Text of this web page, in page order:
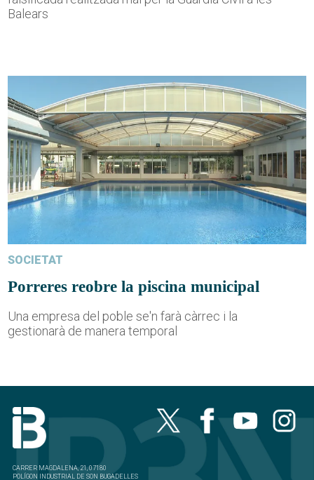
Balears
SOCIETAT
Porreres reobre la piscina municipal
Una empresa del poble se'n farà càrrec i la
gestionarà de manera temporal
CARRER MAGDALENA, 21, 07180
POLÍGON INDUSTRIAL DE SON BUGADELLES